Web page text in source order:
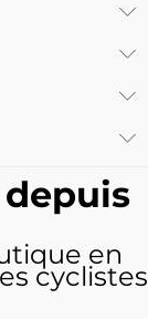
en
cyclistes